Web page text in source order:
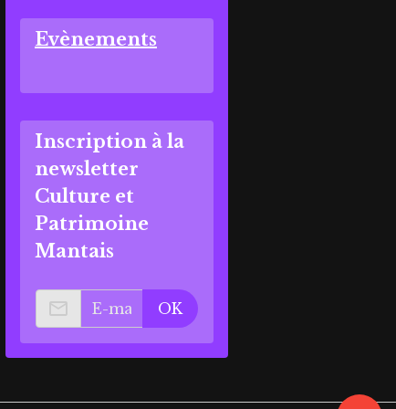
Evènements
Inscription à la
newsletter
Culture et
Patrimoine
Mantais
OK